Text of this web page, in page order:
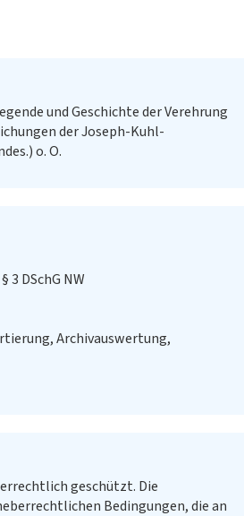
und Geschichte der Verehrung
der Joseph-Kuhl-
o. O.
3 DSchG NW
Archivauswertung,
geschützt. Die
Bedingungen, die an